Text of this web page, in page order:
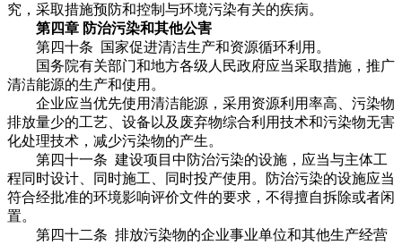
究，采取措施预防和控制与环境污染有关的疾病。
第四章 防治污染和其他公害
第四十条 国家促进清洁生产和资源循环利用。
国务院有关部门和地方各级人民政府应当采取措施，推广
清洁能源的生产和使用。
企业应当优先使用清洁能源，采用资源利用率高、污染物
排放量少的工艺、设备以及废弃物综合利用技术和污染物无害
化处理技术，减少污染物的产生。
第四十一条 建设项目中防治污染的设施，应当与主体工
程同时设计、同时施工、同时投产使用。防治污染的设施应当
符合经批准的环境影响评价文件的要求，不得擅自拆除或者闲
置。
第四十二条 排放污染物的企业事业单位和其他生产经营